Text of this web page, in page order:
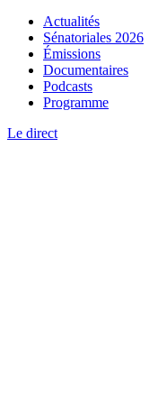
Actualités
Sénatoriales 2026
Émissions
Documentaires
Podcasts
Programme
Le direct